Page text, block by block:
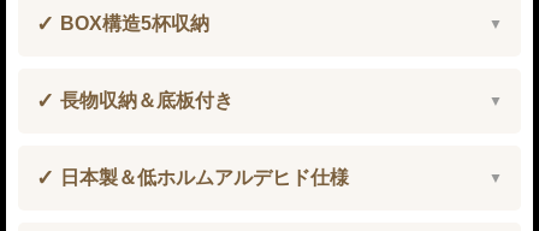
BOX構造5杯収納
長物収納＆底板付き
日本製＆低ホルムアルデヒド仕様